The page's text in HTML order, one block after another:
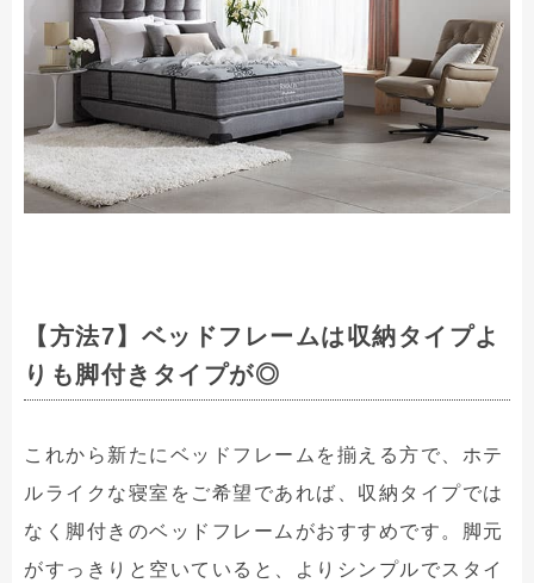
【方法7】ベッドフレームは収納タイプよ
りも脚付きタイプが◎
これから新たにベッドフレームを揃える方で、ホテ
ルライクな寝室をご希望であれば、収納タイプでは
なく脚付きのベッドフレームがおすすめです。脚元
がすっきりと空いていると、よりシンプルでスタイ